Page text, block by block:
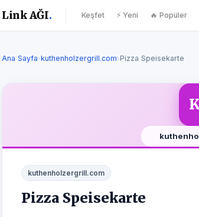
Link AĞI. Keşfet ⚡ Yeni 🔥 Popüler
Ana Sayfa›kuthenholzergrill.com›Pizza Speisekarte
kuthenholzergrill.com
Pizza Speisekarte